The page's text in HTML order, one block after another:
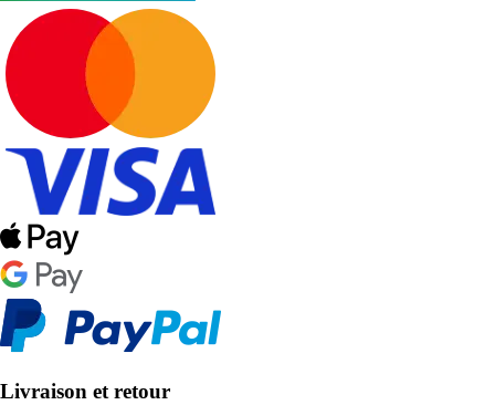
Livraison et retour